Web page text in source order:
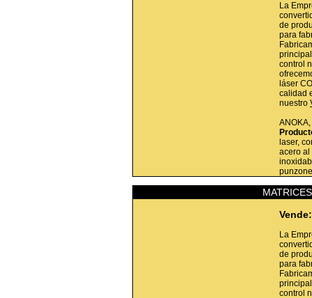
La
de
para
control
láser
calidad
nuestro
ANOKA,
laser,
acero al
Vende:
La
de
para
control